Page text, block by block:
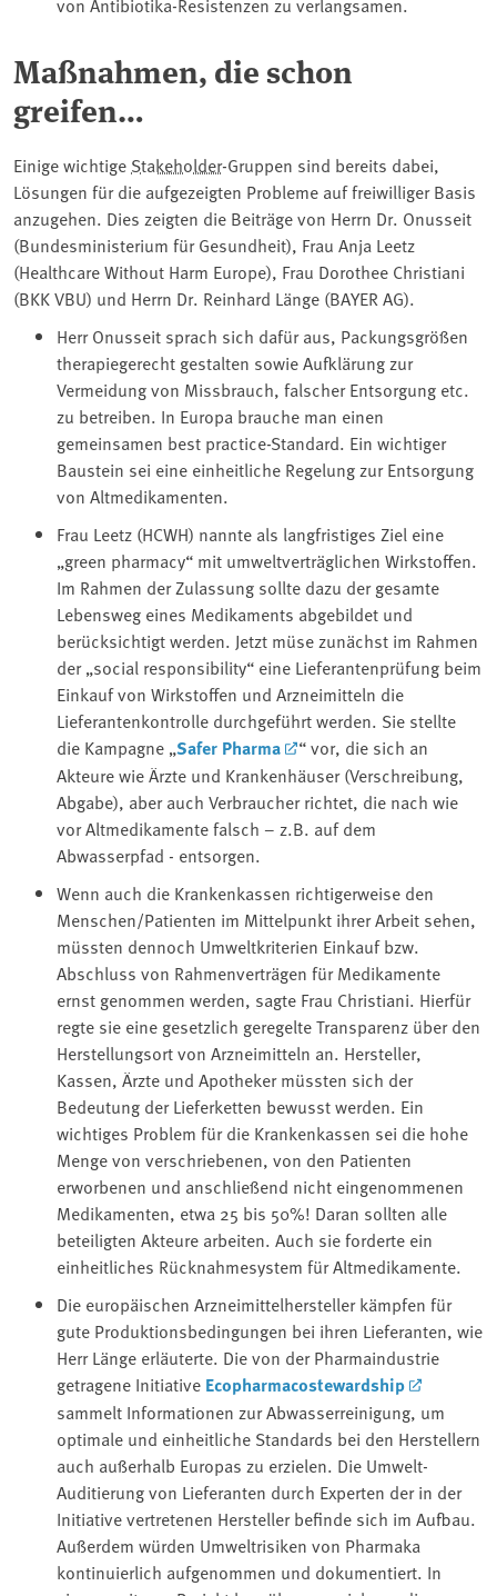
Maßnahmen, die schon
greifen…
Einige wichtige Stakeholder-Gruppen sind bereits dabei,
Lösungen für die aufgezeigten Probleme auf freiwilliger Basis
anzugehen. Dies zeigten die Beiträge von Herrn Dr. Onusseit
(Bundesministerium für Gesundheit), Frau Anja Leetz
(Healthcare Without Harm Europe), Frau Dorothee Christiani
(BKK VBU) und Herrn Dr. Reinhard Länge (BAYER AG).
Herr Onusseit sprach sich dafür aus, Packungsgrößen
therapiegerecht gestalten sowie Aufklärung zur
Vermeidung von Missbrauch, falscher Entsorgung etc.
zu betreiben. In Europa brauche man einen
gemeinsamen best practice-Standard. Ein wichtiger
Baustein sei eine einheitliche Regelung zur Entsorgung
von Altmedikamenten.
Frau Leetz (HCWH) nannte als langfristiges Ziel eine
„green pharmacy“ mit umweltverträglichen Wirkstoffen.
Im Rahmen der Zulassung sollte dazu der gesamte
Lebensweg eines Medikaments abgebildet und
berücksichtigt werden. Jetzt müse zunächst im Rahmen
der „social responsibility“ eine Lieferantenprüfung beim
Einkauf von Wirkstoffen und Arzneimitteln die
Lieferantenkontrolle durchgeführt werden. Sie stellte
die Kampagne „Safer Pharma
“ vor, die sich an
Akteure wie Ärzte und Krankenhäuser (Verschreibung,
Abgabe), aber auch Verbraucher richtet, die nach wie
vor Altmedikamente falsch – z.B. auf dem
Abwasserpfad - entsorgen.
Wenn auch die Krankenkassen richtigerweise den
Menschen/Patienten im Mittelpunkt ihrer Arbeit sehen,
müssten dennoch Umweltkriterien Einkauf bzw.
Abschluss von Rahmenverträgen für Medikamente
ernst genommen werden, sagte Frau Christiani. Hierfür
regte sie eine gesetzlich geregelte Transparenz über den
Herstellungsort von Arzneimitteln an. Hersteller,
Kassen, Ärzte und Apotheker müssten sich der
Bedeutung der Lieferketten bewusst werden. Ein
wichtiges Problem für die Krankenkassen sei die hohe
Menge von verschriebenen, von den Patienten
erworbenen und anschließend nicht eingenommenen
Medikamenten, etwa 25 bis 50%! Daran sollten alle
beteiligten Akteure arbeiten. Auch sie forderte ein
einheitliches Rücknahmesystem für Altmedikamente.
Die europäischen Arzneimittelhersteller kämpfen für
gute Produktionsbedingungen bei ihren Lieferanten, wie
Herr Länge erläuterte. Die von der Pharmaindustrie
getragene Initiative Ecopharmacostewardship
sammelt Informationen zur Abwasserreinigung, um
optimale und einheitliche Standards bei den Herstellern
auch außerhalb Europas zu erzielen. Die Umwelt-
Auditierung von Lieferanten durch Experten der in der
Initiative vertretenen Hersteller befinde sich im Aufbau.
Außerdem würden Umweltrisiken von Pharmaka
kontinuierlich aufgenommen und dokumentiert. In